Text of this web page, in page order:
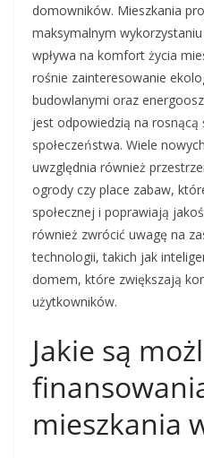
domowników. Mieszkania
maksymalnym
wpływa na komfort życia
rośnie zainteresowanie
budowlanymi oraz
jest odpowiedzią na
społeczeństwa. Wiele
uwzględnia również
ogrody czy place zabaw,
społecznej i poprawiają
również zwrócić uwagę na
technologii, takich jak
domem, które zwiększają
użytkowników.
Jakie są
mieszkania